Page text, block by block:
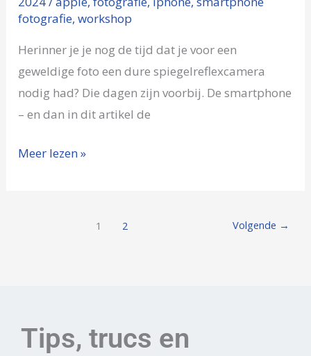
fotografie,workshop
Herinner je je nog de tijd dat je voor een
geweldige foto een dure spiegelreflexcamera
nodig had? Die dagen zijn voorbij. De smartphone
– en dan in dit artikel de
Meer lezen »
1 2 Volgende →
Tips, trucs en